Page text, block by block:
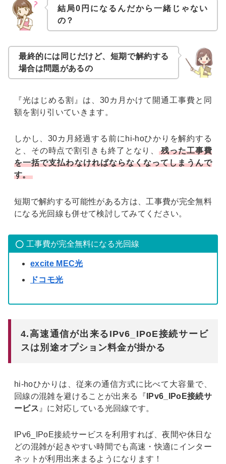
結局0円になるんだから一緒じゃない
の？
最終的には同じだけど、短期で解約する
場合は問題があるの
『光はじめる割』は、30カ月かけて開通工事費と同
額を割り引いていきます。
しかし、30カ月経過する前にhi-hoひかりを解約する
と、その時点で割引きも終了となり、 残った工事費
を一括で支払わなければならなくなってしまうんで
す。
短期で解約する可能性がある方は、工事費が完全無料
になる光回線も併せて検討してみてください。
工事費が完全無料になる光回線
excite MEC光
ドコモ光
4.高速通信が出来るIPv6_IPoE接続サービ
スは別途オプション料金が掛かる
hi-hoひかりは、従来の通信方式に比べて大容量で、
回線の混雑を避けることが出来る『 IPv6_IPoE接続サ
ービス 』に対応している光回線です。
IPv6_IPoE接続サービスを利用すれば、夜間や休日な
どの混雑が起きやすい時間でも高速・快適にインター
ネットが利用出来まるようになります！